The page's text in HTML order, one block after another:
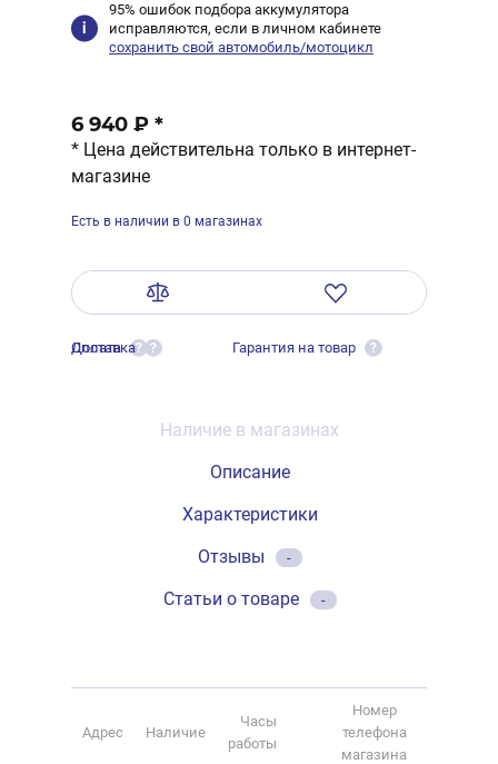
95% ошибок подбора аккумулятора
исправляются, если в личном кабинете
сохранить свой автомобиль/мотоцикл
6 940 ₽ *
* Цена действительна только в интернет-
магазине
Есть в наличии в 0 магазинах
Оплата ?
Доставка ? Гарантия на товар ?
Наличие в магазинах
Описание
Характеристики
Отзывы
-
Статьи о товаре -
Адрес Наличие
Часы
работы
Номер
телефона
магазина